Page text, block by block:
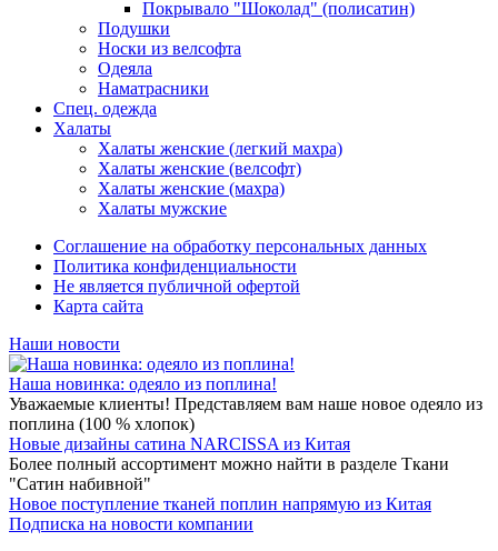
Покрывало "Шоколад" (полисатин)
Подушки
Носки из велсофта
Одеяла
Наматрасники
Спец. одежда
Халаты
Халаты женские (легкий махра)
Халаты женские (велсофт)
Халаты женские (махра)
Халаты мужские
Соглашение на обработку персональных данных
Политика конфиденциальности
Не является публичной офертой
Карта сайта
Наши новости
Наша новинка: одеяло из поплина!
Уважаемые клиенты! Представляем вам наше новое одеяло из
поплина (100 % хлопок)
Новые дизайны сатина NARCISSA из Китая
Более полный ассортимент можно найти в разделе Ткани
"Сатин набивной"
Новое поступление тканей поплин напрямую из Китая
Подписка на новости компании